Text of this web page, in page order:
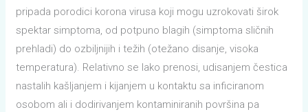
pripada porodici korona virusa koji mogu uzrokovati širok
spektar simptoma, od potpuno blagih (simptoma sličnih
prehladi) do ozbiljnijih i težih (otežano disanje, visoka
temperatura). Relativno se lako prenosi, udisanjem čestica
nastalih kašljanjem i kijanjem u kontaktu sa inficiranom
osobom ali i dodirivanjem kontaminiranih površina pa